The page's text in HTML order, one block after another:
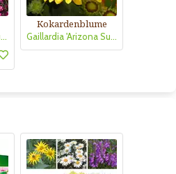
Armeria maritima 'Rubrifolia'
Kokardenblume
Gaillardia 'Arizona Sun'